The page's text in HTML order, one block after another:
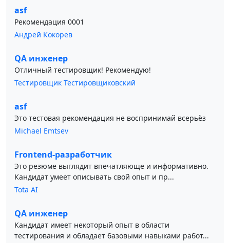
asf
Рекомендация 0001
Андрей Кокорев
QA инженер
Отличный тестировщик! Рекомендую!
Тестировщик Тестировщиковский
asf
Это тестовая рекомендация не воспринимай всерьёз
Michael Emtsev
Frontend-разработчик
Это резюме выглядит впечатляюще и информативно.
Кандидат умеет описывать свой опыт и пр...
Tota AI
QA инженер
Кандидат имеет некоторый опыт в области
тестирования и обладает базовыми навыками работ...